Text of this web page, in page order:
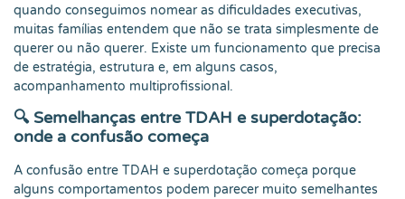
quando conseguimos nomear as dificuldades executivas,
muitas famílias entendem que não se trata simplesmente de
querer ou não querer. Existe um funcionamento que precisa
de estratégia, estrutura e, em alguns casos,
acompanhamento multiprofissional.
🔍 Semelhanças entre TDAH e superdotação:
onde a confusão começa
A confusão entre TDAH e superdotação começa porque
alguns comportamentos podem parecer muito semelhantes